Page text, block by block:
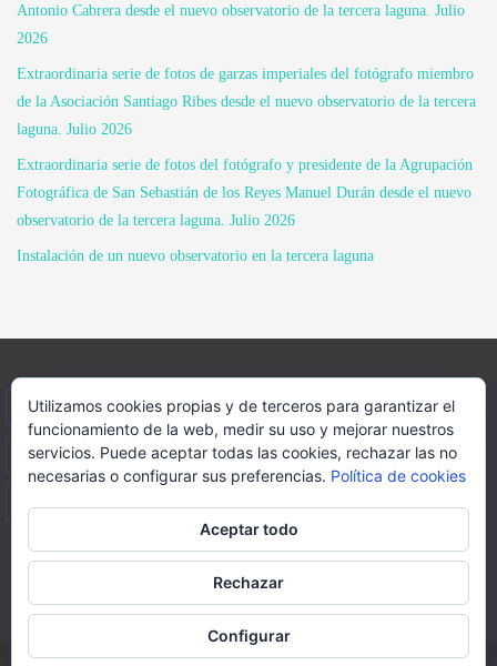
Antonio Cabrera desde el nuevo observatorio de la tercera laguna. Julio
2026
Extraordinaria serie de fotos de garzas imperiales del fotógrafo miembro
de la Asociación Santiago Ribes desde el nuevo observatorio de la tercera
laguna. Julio 2026
Extraordinaria serie de fotos del fotógrafo y presidente de la Agrupación
Fotográfica de San Sebastián de los Reyes Manuel Durán desde el nuevo
observatorio de la tercera laguna. Julio 2026
Instalación de un nuevo observatorio en la tercera laguna
INICIO INFORMACIÓN ASOCIACION
SUS HABITANTES FOTOS VIDEOS BLOG
Página web realizada porFORMACION WEBS Y MULTIMEDIA
Utilizamos cookies propias y de terceros para garantizar el
funcionamiento de la web, medir su uso y mejorar nuestros
servicios. Puede aceptar todas las cookies, rechazar las no
necesarias o configurar sus preferencias. Política de cookies
Aceptar todo
Rechazar
Configurar